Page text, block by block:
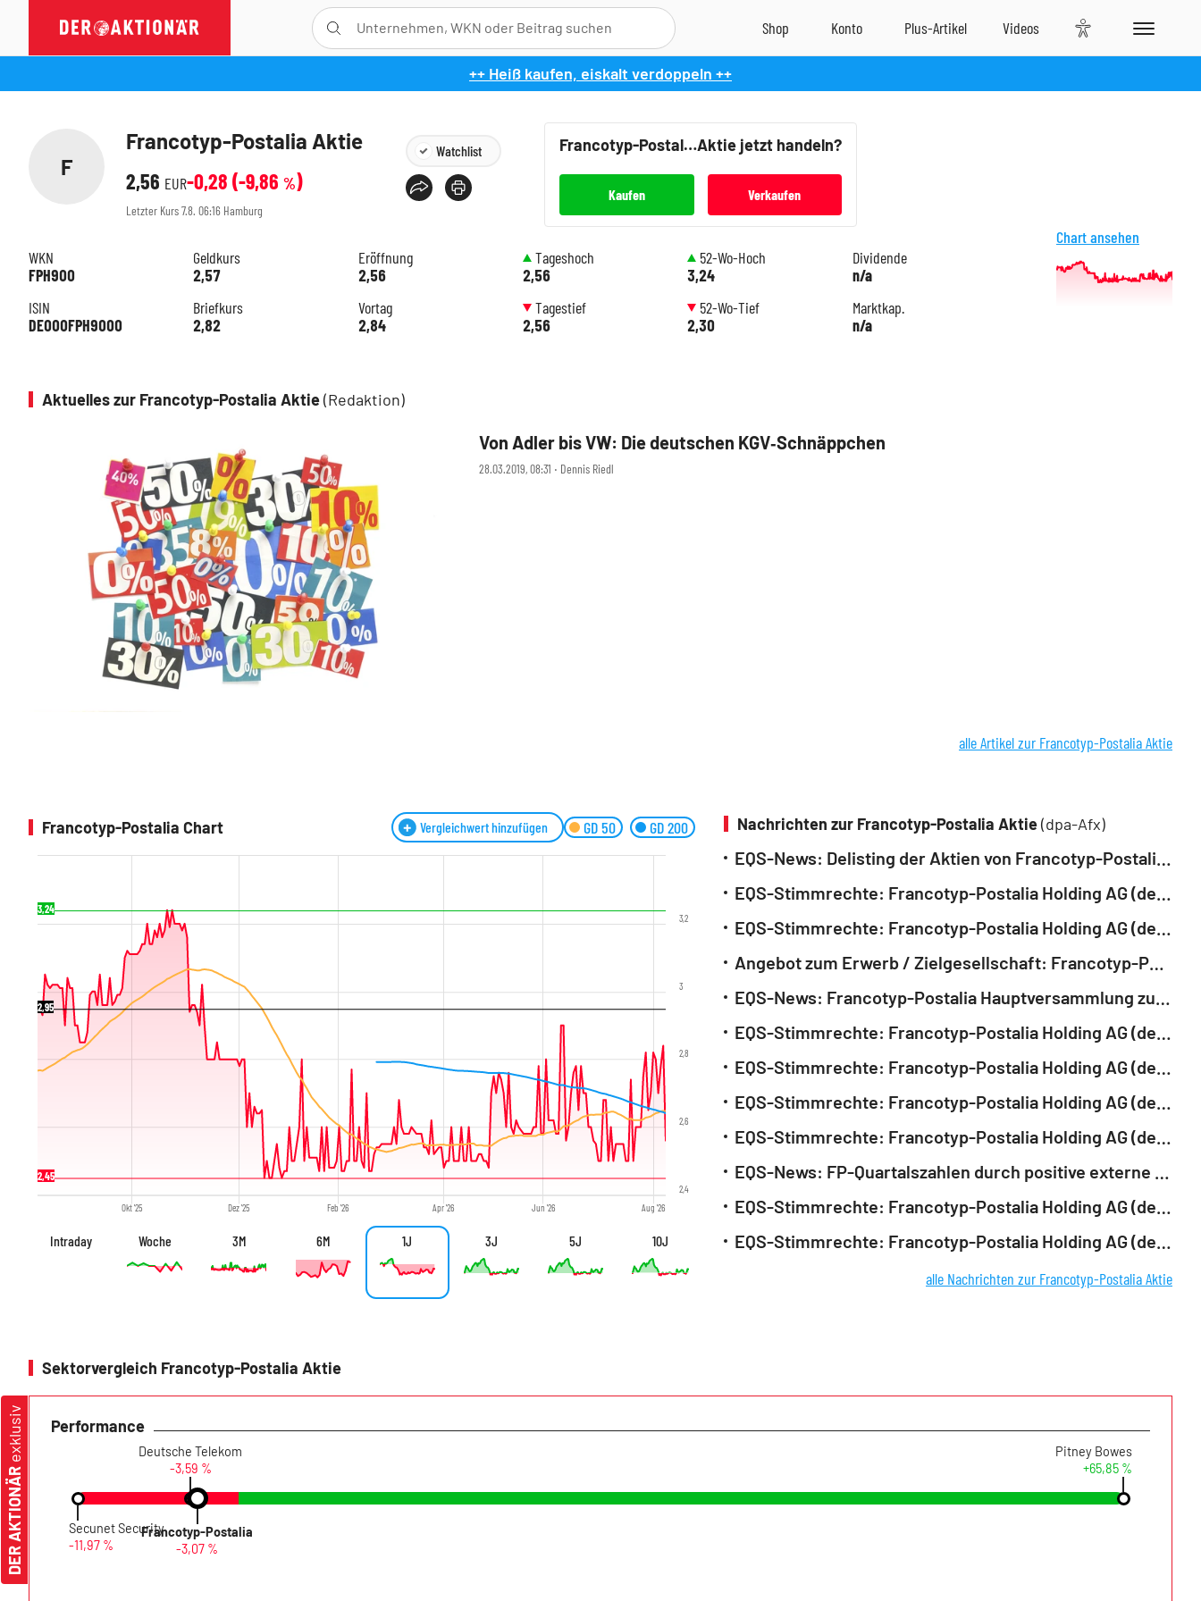
++ Heiß kaufen, eiskalt verdoppeln ++
F
Francotyp-Postalia Aktie
2,56 EUR-0,28 (-9,86 %)
Letzter Kurs7.8. 06:16 Hamburg
Watchlist
Chart ansehen
Francotyp-PostaliaAktie jetzt handeln?
Kaufen Verkaufen
WKN
FPH900
ISIN
DE000FPH9000
Geldkurs
2,57
Briefkurs
2,82
Eröffnung
2,56
Vortag
2,84
Tageshoch
2,56
Tagestief
2,56
52-Wo-Hoch
3,24
52-Wo-Tief
2,30
Dividende
n/a
Marktkap.
n/a
Aktuelles zur Francotyp-Postalia Aktie(Redaktion)
28.03.2019, 08:31 ‧ Dennis Riedl
Von Adler bis VW: Die deutschen KGV‑Schnäppchen
alle Artikel zur Francotyp-Postalia Aktie
Francotyp-Postalia Chart Vergleichwert hinzufügen GD 50 GD 200
Okt '25 Dez '25 Feb '26 Apr '26 Jun '26 Aug '26
2,4
2,6
2,8
3
3,2
2,95
2,45
3,24
Intraday Woche 3M 6M 1J 3J 5J 10J
Nachrichten zur Francotyp-Postalia Aktie(dpa-Afx)
EQS-News: Delisting der Aktien von Francotyp-Postalia Holding AG - Einstellung des Handels erfolgt zum Ablauf des 28.08.2025 (deutsch)
EQS-Stimmrechte: Francotyp-Postalia Holding AG (deutsch)
EQS-Stimmrechte: Francotyp-Postalia Holding AG (deutsch)
Angebot zum Erwerb / Zielgesellschaft: Francotyp-Postalia Holding AG; Bieter: SALTARAX GmbH
EQS-News: Francotyp-Postalia Hauptversammlung zum Geschäftsjahr 2024 (deutsch)
EQS-Stimmrechte: Francotyp-Postalia Holding AG (deutsch)
EQS-Stimmrechte: Francotyp-Postalia Holding AG (deutsch)
EQS-Stimmrechte: Francotyp-Postalia Holding AG (deutsch)
EQS-Stimmrechte: Francotyp-Postalia Holding AG (deutsch)
EQS-News: FP-Quartalszahlen durch positive externe Effekte geprägt (deutsch)
EQS-Stimmrechte: Francotyp-Postalia Holding AG (deutsch)
EQS-Stimmrechte: Francotyp-Postalia Holding AG (deutsch)
alle Nachrichten zur Francotyp-Postalia Aktie
Sektorvergleich Francotyp-Postalia Aktie
Performance
Secunet Security
-11,97 %
Deutsche Telekom
-3,59 %
Francotyp-Postalia
-3,07 %
Pitney Bowes
+65,85 %
DER AKTIONÄR
exklusiv